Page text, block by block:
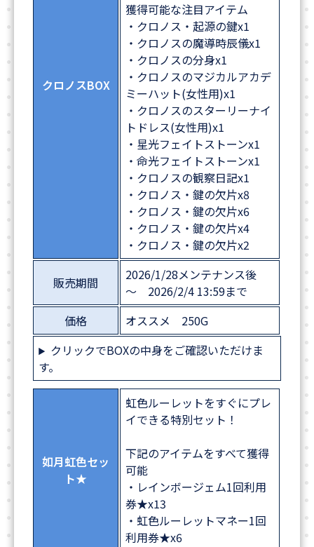
クロノスBOX
獲得可能な注目アイテム
・クロノス・起源の鍵x1
・クロノスの魔導時辰儀x1
・クロノスの分身x1
・クロノスのマジカルアカデ
ミーハット(女性用)x1
・クロノスのスターリーナイ
トドレス(女性用)x1
・星光フェイトストーンx1
・命光フェイトストーンx1
・クロノスの観察日記x1
・クロノス・鍵の欠片x8
・クロノス・鍵の欠片x6
・クロノス・鍵の欠片x4
・クロノス・鍵の欠片x2
販売期間
2026/1/28メンテナンス後
～ 2026/2/4 13:59まで
価格
オススメ 250G
クリックでBOXの中身をご確認いただけま
す。
如月虹色セッ
ト★
虹色ルーレットをすぐにプレ
イできる特別セット！
下記のアイテムをすべて獲得
可能
・レインボージェム1回利用
券★x13
・虹色ルーレットマネー1回
利用券★x6